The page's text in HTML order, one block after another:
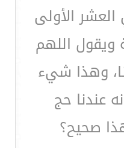
الأولى
ويقول اللهم
وهذا شيء
عندنا حج
صحيح؟